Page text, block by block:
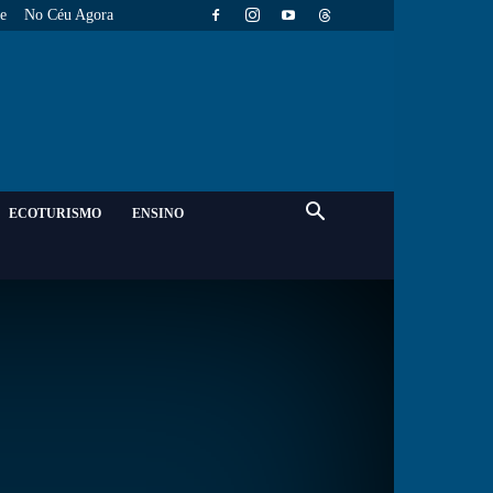
No Céu Agora
ECOTURISMO ENSINO